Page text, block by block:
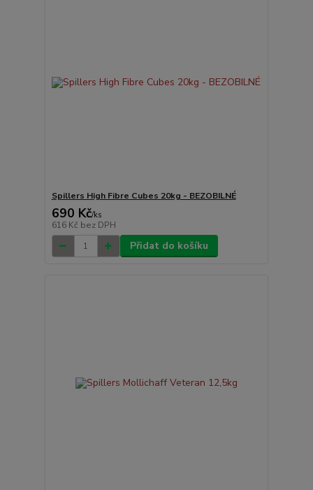
Spillers High Fibre Cubes 20kg - BEZOBILNÉ
690 Kč/ks
616 Kč bez DPH
Přidat do košíku